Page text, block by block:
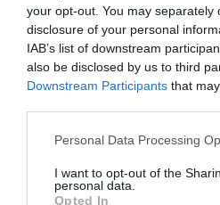
your opt-out. You may separately
disclosure of your personal
IAB’s list of downstream
also be disclosed by us to third
Downstream Participants that
Please note that this website/app
not limited to your visit or usage
grant or deny consent to Google
Personal Data Processing
I want to opt-out of the
personal data.
Opted In